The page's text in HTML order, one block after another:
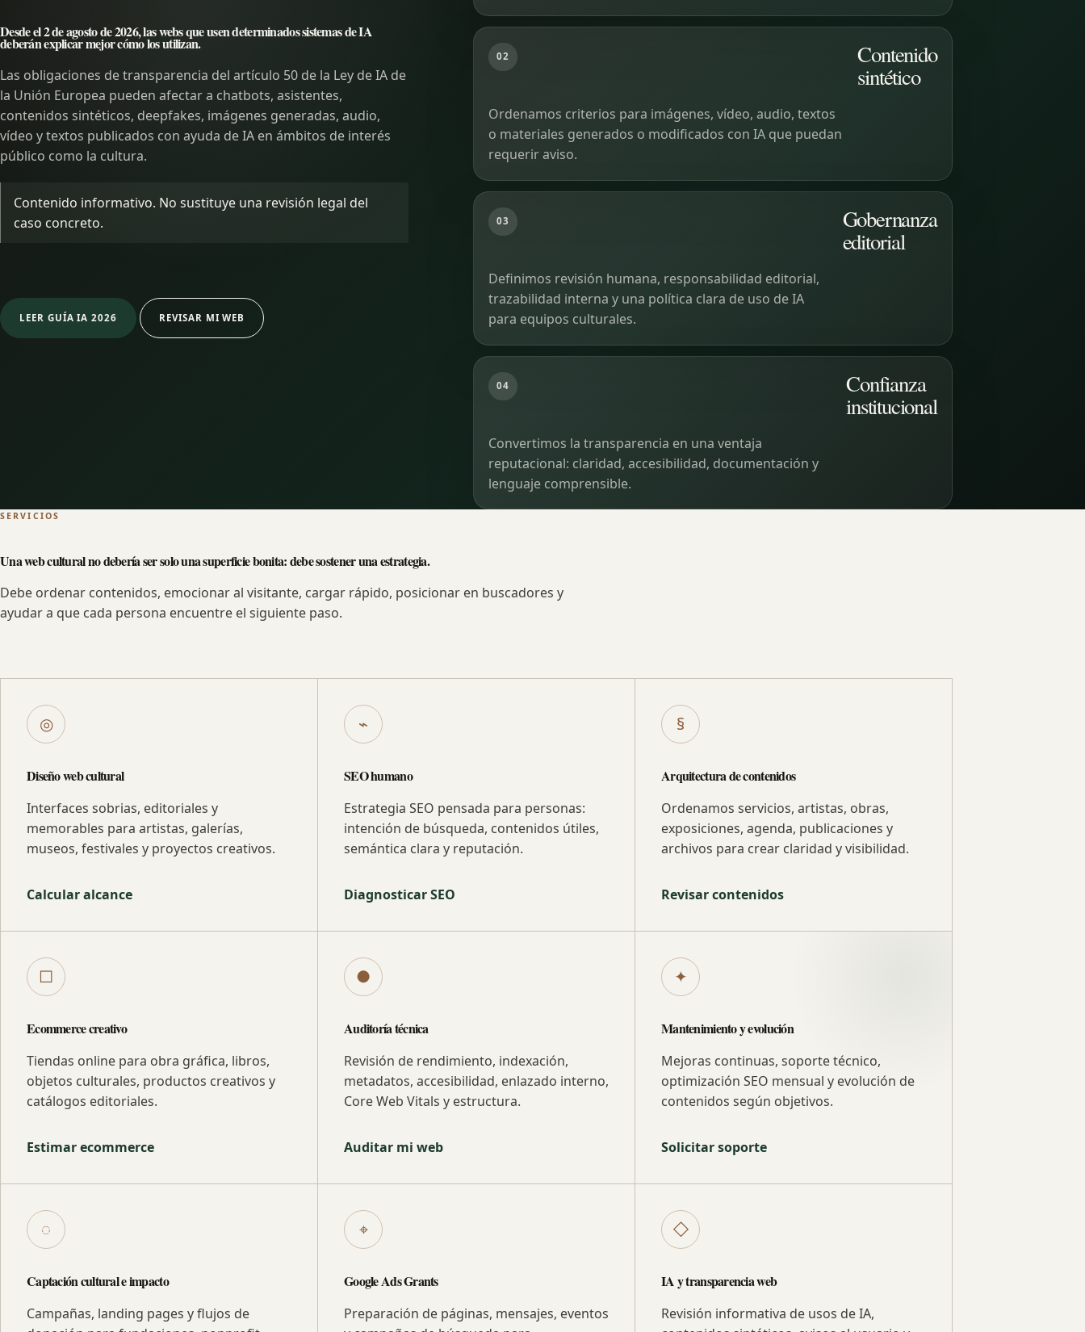
Desde el 2 de agosto de 2026, las webs que usen determinados sistemas de IA
deberán explicar mejor cómo los utilizan.
Las obligaciones de transparencia del artículo 50 de la Ley de IA de
la Unión Europea pueden afectar a chatbots, asistentes,
contenidos sintéticos, deepfakes, imágenes generadas, audio,
vídeo y textos publicados con ayuda de IA en ámbitos de interés
público como la cultura.
Contenido informativo. No sustituye una revisión legal del
caso concreto.
LEER GUÍA IA 2026 REVISAR MI WEB
02 Contenido
sintético
Ordenamos criterios para imágenes, vídeo, audio, textos
o materiales generados o modificados con IA que puedan
requerir aviso.
03 Gobernanza
editorial
Definimos revisión humana, responsabilidad editorial,
trazabilidad interna y una política clara de uso de IA
para equipos culturales.
04 Confianza
institucional
Convertimos la transparencia en una ventaja
reputacional: claridad, accesibilidad, documentación y
lenguaje comprensible.
SERVICIOS
Una web cultural no debería ser solo una superficie bonita: debe sostener una estrategia.
Debe ordenar contenidos, emocionar al visitante, cargar rápido, posicionar en buscadores y
ayudar a que cada persona encuentre el siguiente paso.
◎
Diseño web cultural
Interfaces sobrias, editoriales y
memorables para artistas, galerías,
museos, festivales y proyectos creativos.
Calcular alcance
⌁
SEO humano
Estrategia SEO pensada para personas:
intención de búsqueda, contenidos útiles,
semántica clara y reputación.
Diagnosticar SEO
§
Arquitectura de contenidos
Ordenamos servicios, artistas, obras,
exposiciones, agenda, publicaciones y
archivos para crear claridad y visibilidad.
Revisar contenidos
□
Ecommerce creativo
Tiendas online para obra gráfica, libros,
objetos culturales, productos creativos y
catálogos editoriales.
Estimar ecommerce
●
Auditoría técnica
Revisión de rendimiento, indexación,
metadatos, accesibilidad, enlazado interno,
Core Web Vitals y estructura.
Auditar mi web
✦
Mantenimiento y evolución
Mejoras continuas, soporte técnico,
optimización SEO mensual y evolución de
contenidos según objetivos.
Solicitar soporte
◌
Captación cultural e impacto
Campañas, landing pages y flujos de
⌖
Google Ads Grants
Preparación de páginas, mensajes, eventos
◇
IA y transparencia web
Revisión informativa de usos de IA,